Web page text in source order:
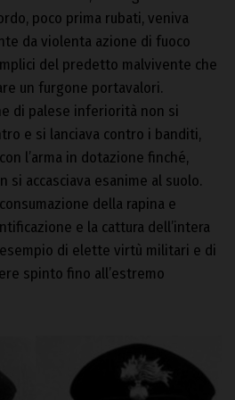
poco prima rubati, veniva
da violenta azione di fuoco
del predetto malvivente che
un furgone portavalori.
di palese inferiorità non si
e si lanciava contro i banditi,
l’arma in dotazione finché,
accasciava esanime al suolo.
della rapina e
e la cattura dell’intera
di elette virtù militari e di
spinto fino all’estremo